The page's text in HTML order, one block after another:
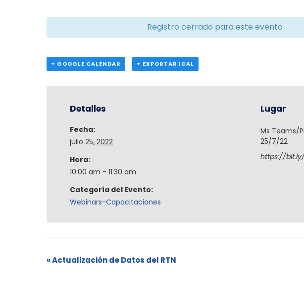
Registro cerrado para este evento
+ GOOGLE CALENDAR + EXPORTAR ICAL
Detalles
Fecha:
julio 25, 2022
Hora:
10:00 am - 11:30 am
Categoría del Evento:
Webinars-Capacitaciones
Lugar
Ms Teams/
25/7/22
https://bit.ly/
«Actualización de Datos del RTN